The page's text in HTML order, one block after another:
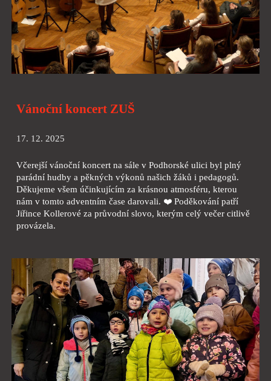
Vánoční koncert ZUŠ
17. 12. 2025
Včerejší vánoční koncert na sále v Podhorské ulici byl plný
parádní hudby a pěkných výkonů našich žáků i pedagogů.
Děkujeme všem účinkujícím za krásnou atmosféru, kterou
nám v tomto adventním čase darovali. ❤️ Poděkování patří
Jiřince Kollerové za průvodní slovo, kterým celý večer citlivě
provázela.